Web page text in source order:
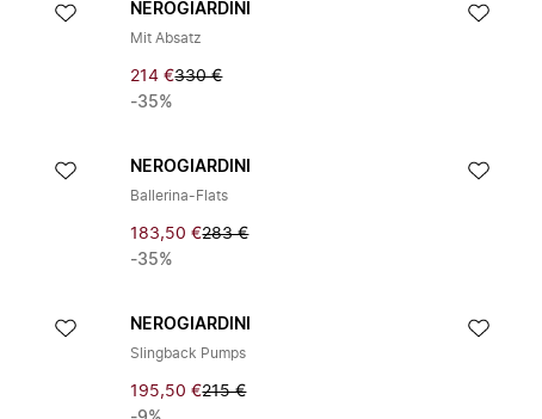
NEROGIARDINI
Mit Absatz
214 €330 €
-35%
NEROGIARDINI
Ballerina-Flats
183,50 €283 €
-35%
NEROGIARDINI
Slingback Pumps
195,50 €215 €